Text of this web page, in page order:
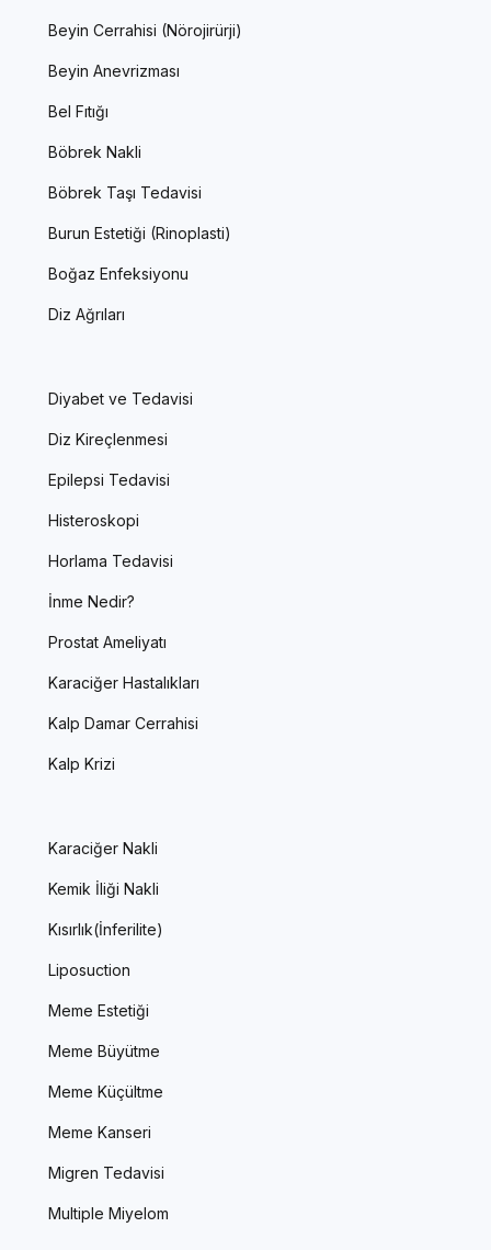
Beyin Cerrahisi (Nörojirürji)
Beyin Anevrizması
Bel Fıtığı
Böbrek Nakli
Böbrek Taşı Tedavisi
Burun Estetiği (Rinoplasti)
Boğaz Enfeksiyonu
Diz Ağrıları
Diyabet ve Tedavisi
Diz Kireçlenmesi
Epilepsi Tedavisi
Histeroskopi
Horlama Tedavisi
İnme Nedir?
Prostat Ameliyatı
Karaciğer Hastalıkları
Kalp Damar Cerrahisi
Kalp Krizi
Karaciğer Nakli
Kemik İliği Nakli
Kısırlık(İnferilite)
Liposuction
Meme Estetiği
Meme Büyütme
Meme Küçültme
Meme Kanseri
Migren Tedavisi
Multiple Miyelom